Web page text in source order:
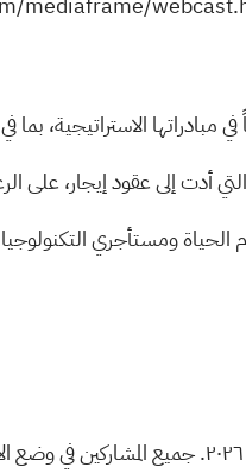
الاستراتيجية،
أدت إلى عقود إيجار، على
الحياة ومستأجري
أهلاً وسهلاً بكم في مكالمة مؤتمر أسهم